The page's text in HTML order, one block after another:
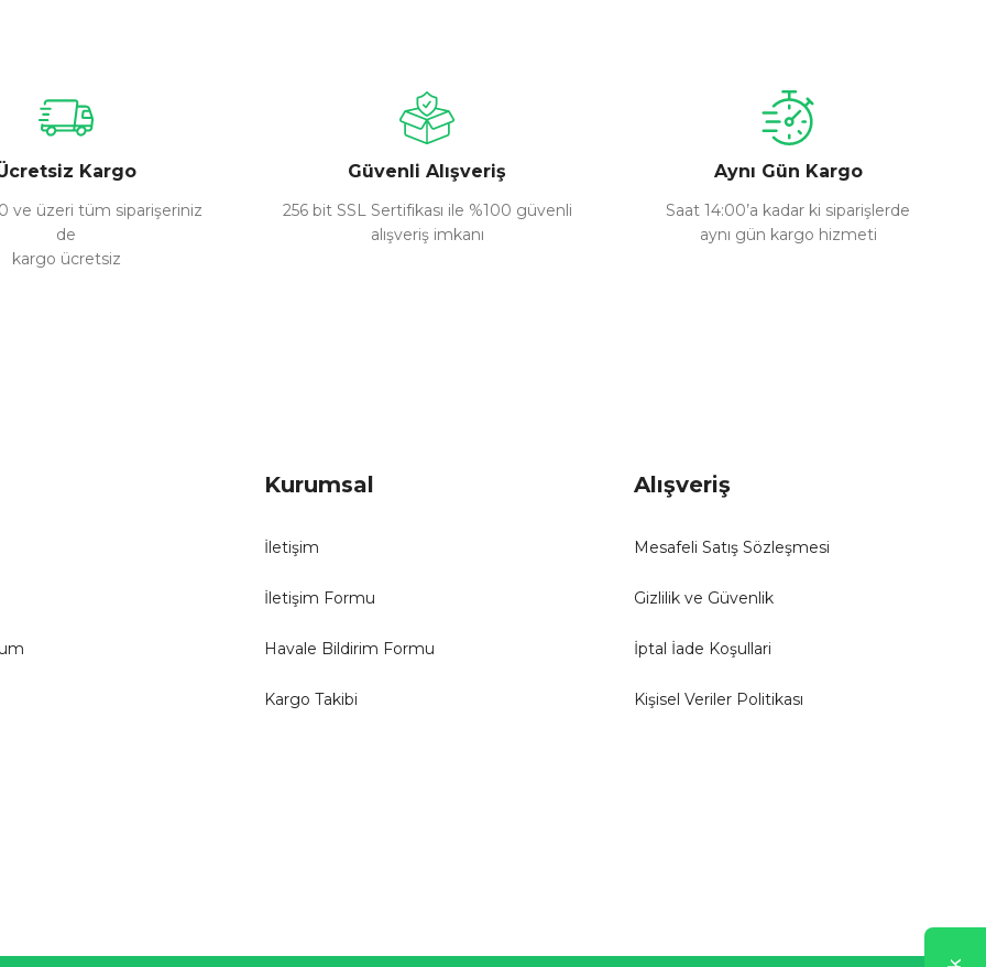
Kargo
ve üzeri tüm siparişeriniz
de
kargo ücretsiz
Güvenli Alışveriş
256 bit SSL Sertifikası ile %100 güvenli
alışveriş imkanı
Aynı Gün Kargo
Saat 14:00’a kadar ki siparişlerde
aynı gün kargo hizmeti
Kurumsal
İletişim
İletişim Formu
Havale Bildirim Formu
Kargo Takibi
Alışveriş
Mesafeli Satış Sözleşmesi
Gizlilik ve Güvenlik
İptal İade Koşullari
Kişisel Veriler Politikası